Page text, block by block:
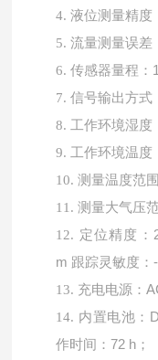
4.液位测量精度
5.流量测量误差
6.传感器量程：
7.信号输出方式
8. 工作环境湿度
9. 工作环境温度
10.测量温度范
11.测量大气压
12. 定位精度：
m 跟踪灵敏度：-
13. 充电电源：
14. 内置电池：
作时间：72 h；